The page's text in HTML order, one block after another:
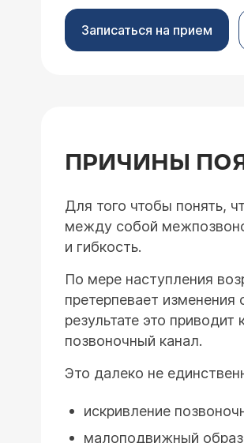
Записаться на прием
ПРИЧИНЫ
Для того чтобы понять,
между собой
и гибкость.
По мере наступления
претерпевает
результате это
позвоночный канал.
Это далеко не
искривление
малоподвижный